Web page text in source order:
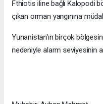
Fthiotis iline bağlı Kalopodi
çıkan orman yangınına
Yunanistan'ın birçok
nedeniyle alarm seviyesinin